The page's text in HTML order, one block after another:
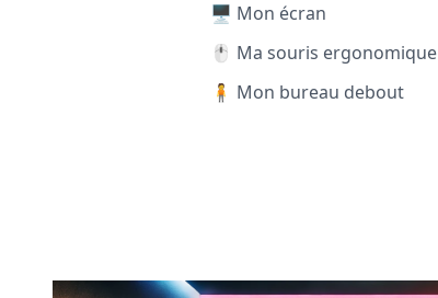
🖥️ Mon écran
🖱️ Ma souris ergonomique
🧍 Mon bureau debout